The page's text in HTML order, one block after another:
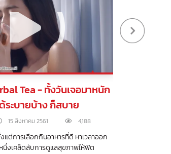
Tea - ทั้งวันเจอมาหนัก
ระบายบ้าง ก็สบาย
15 สิงหาคม 2561 4,188
แต่การเลือกกินอาหารที่ดี หาเวลาออก
นึ่งเคล็ดลับการดูแลสุขภาพให้ฟิต